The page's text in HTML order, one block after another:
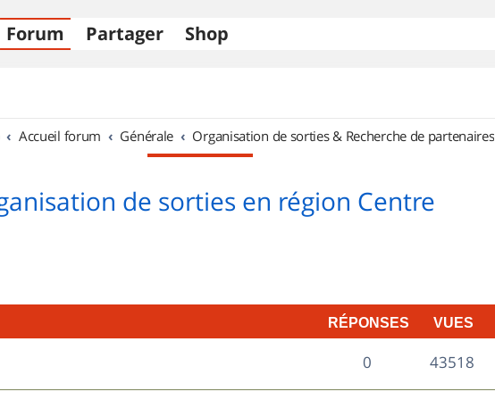
Forum Partager Shop
Accueil forum Générale Organisation de sorties & Recherche de partenaires
de sorties en région Centre
RÉPONSES VUES
0R
é
43518V
u